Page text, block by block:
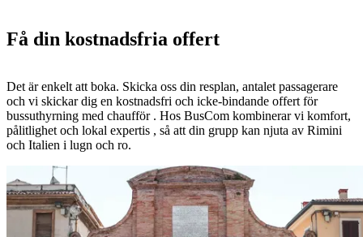
Få din kostnadsfria offert
Det är enkelt att boka. Skicka oss din resplan, antalet passagerare
och vi skickar dig en kostnadsfri och icke-bindande offert för
bussuthyrning med chaufför . Hos BusCom kombinerar vi komfort,
pålitlighet och lokal expertis , så att din grupp kan njuta av Rimini
och Italien i lugn och ro.